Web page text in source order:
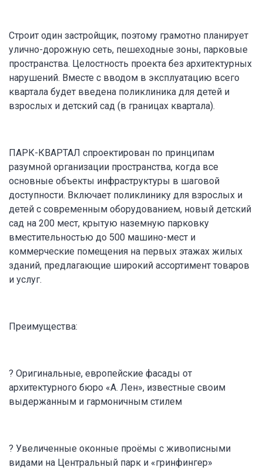
Строит один застройщик, поэтому грамотно планирует
улично-дорожную сеть, пешеходные зоны, парковые
пространства. Целостность проекта без архитектурных
нарушений. Вместе с вводом в эксплуатацию всего
квартала будет введена поликлиника для детей и
взрослых и детский сад (в границах квартала).
ПАРК-КВАРТАЛ спроектирован по принципам
разумной организации пространства, когда все
основные объекты инфраструктуры в шаговой
доступности. Включает поликлинику для взрослых и
детей с современным оборудованием, новый детский
сад на 200 мест, крытую наземную парковку
вместительностью до 500 машино-мест и
коммерческие помещения на первых этажах жилых
зданий, предлагающие широкий ассортимент товаров
и услуг.
Преимущества:
? Оригинальные, европейские фасады от
архитектурного бюро «А. Лен», известные своим
выдержанным и гармоничным стилем
? Увеличенные оконные проёмы с живописными
видами на Центральный парк и «гринфингер»